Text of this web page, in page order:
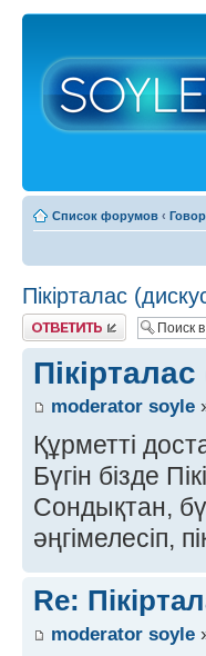
Список форумов ‹
Пікірталас
Ответить
moderator soyle
Құрметті
Бүгін бізде
Сондықтан,
әңгімелесіп,
Re:
moderator soyle